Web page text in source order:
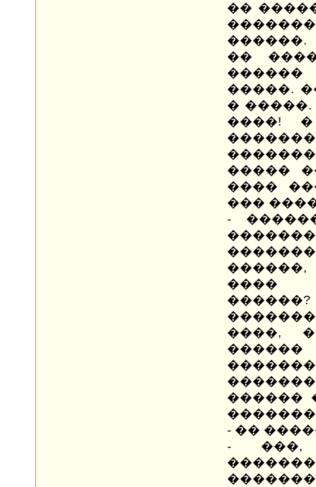
��
������.
��
�����.
�
����!
�����
����
���
-
������,
����
����,
������
- ��
- ���,